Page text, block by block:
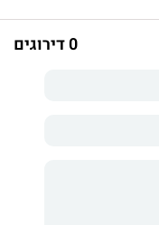
טבע של טורף שמושך
הגותית והאפלה כדי
שנינו.
0 דירוגים